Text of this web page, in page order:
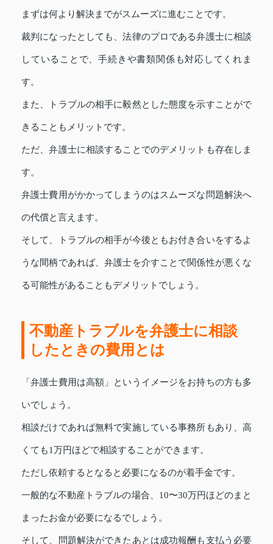
まずは何より解決までがスムーズに進むことです。
裁判になったとしても、法律のプロである弁護士に相談
していることで、手続きや書類関係も対応してくれま
す。
また、トラブルの相手に毅然とした態度を示すことがで
きることもメリットです。
ただ、弁護士に相談することでのデメリットも存在しま
す。
弁護士費用がかかってしまうのはスムーズな問題解決へ
の代償と言えます。
そして、トラブルの相手が今後ともお付き合いをするよ
うな間柄であれば、弁護士を介すことで関係性が悪くな
る可能性があることもデメリットでしょう。
不動産トラブルを弁護士に相談
したときの費用とは
「弁護士費用は高額」というイメージをお持ちの方も多
いでしょう。
相談だけであれば無料で実施している事務所もあり、高
くても1万円ほどで相談することができます。
ただし依頼するとなると必要になるのが着手金です。
一般的な不動産トラブルの場合、10〜30万円ほどのまと
まったお金が必要になるでしょう。
そして、問題解決ができたあとは成功報酬も支払う必要